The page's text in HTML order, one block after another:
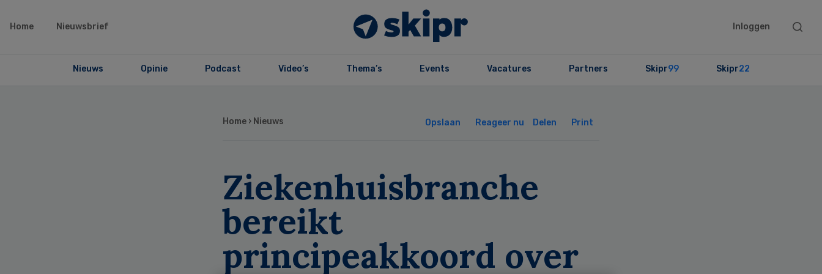
Home Nieuwsbrief Inloggen
Search
Nieuws Opinie Podcast Video’s Thema’s Events Vacatures Partners Skipr99 Skipr22
Home › Nieuws Opslaan Reageer nu Delen Print
Ziekenhuisbranche
bereikt
principeakkoord over